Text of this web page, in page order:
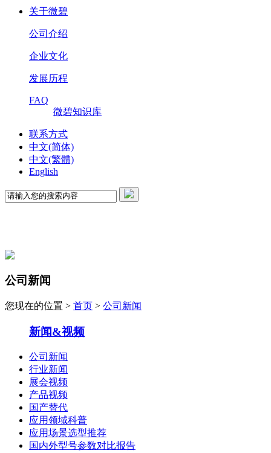
关于微碧
公司介绍
企业文化
发展历程
FAQ
微碧知识库
联系方式
中文(简体)
中文(繁體)
English
公司新闻
您现在的位置 > 首页 > 公司新闻
新闻&视频
公司新闻
行业新闻
展会视频
产品视频
国产替代
应用领域科普
应用场景选型推荐
国内外型号参数对比报告